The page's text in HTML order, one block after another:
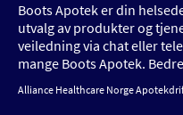
Boots Apotek er din
utvalg av produkter og
veiledning via chat eller
mange Boots Apotek.
Alliance Healthcare Norge